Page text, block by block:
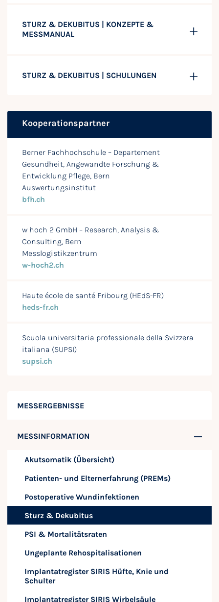
MESSERGEBNISSE
MESSINFORMATION
Akutsomatik (Übersicht)
Patienten- und Elternerfahrung (PREMs)
Postoperative Wundinfektionen
Sturz & Dekubitus
PSI & Mortalitätsraten
Ungeplante Rehospitalisationen
Implantatregister SIRIS Hüfte, Knie und
Schulter
Implantatregister SIRIS Wirbelsäule
STURZ & DEKUBITUS | KONZEPTE &
MESSMANUAL
STURZ & DEKUBITUS | SCHULUNGEN
Kooperationspartner
Berner Fachhochschule – Departement
Gesundheit, Angewandte Forschung &
Entwicklung Pflege, Bern
Auswertungsinstitut
bfh.ch
w hoch 2 GmbH – Research, Analysis &
Consulting, Bern
Messlogistikzentrum
w-hoch2.ch
Haute école de santé Fribourg (HEdS-FR)
heds-fr.ch
Scuola universitaria professionale della Svizzera
italiana (SUPSI)
supsi.ch